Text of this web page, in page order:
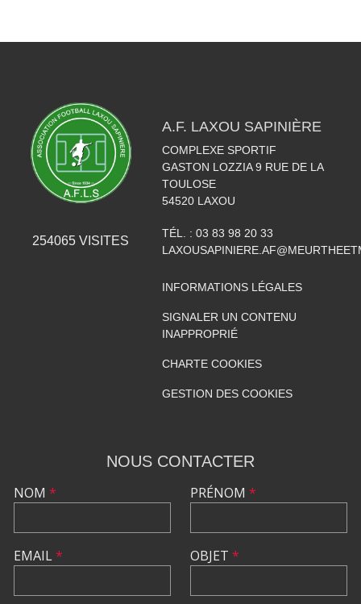
254065 VISITES
A.F. LAXOU SAPINIÈRE
COMPLEXE SPORTIF
GASTON LOZZIA 9 RUE DE LA
TOULOSE
54520 LAXOU
TÉL. : 03 83 98 20 33
INFORMATIONS LÉGALES
SIGNALER UN CONTENU
INAPPROPRIÉ
CHARTE COOKIES
GESTION DES COOKIES
NOUS CONTACTER
NOM *
EMAIL*
PRÉNOM *
OBJET *